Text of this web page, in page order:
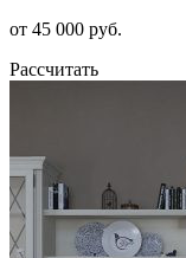
от 45 000 руб.
Рассчитать